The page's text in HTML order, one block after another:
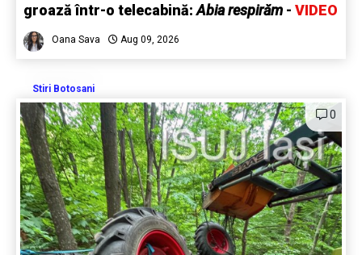
groază într-o telecabină:Abia respirăm - VIDEO
Oana Sava Aug 09, 2026
Stiri Botosani
0